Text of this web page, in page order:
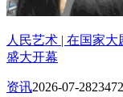
人民艺术 | 在国家
盛大开幕
资讯2026-07-28